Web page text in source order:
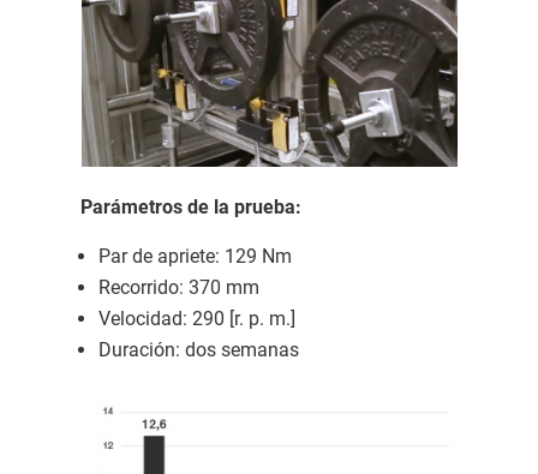
Parámetros de la prueba:
Par de apriete: 129 Nm
Recorrido: 370 mm
Velocidad: 290 [r. p. m.]
Duración: dos semanas